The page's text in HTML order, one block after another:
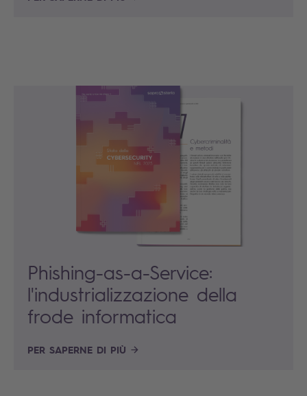
Phishing-as-a-Service:
l'industrializzazione della
frode informatica
PER SAPERNE DI PIÙ